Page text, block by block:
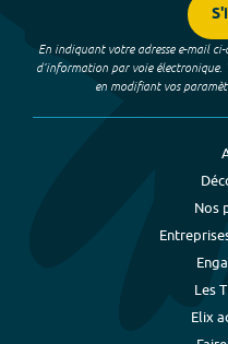
En indiquant votre adresse e-mail
d’information par voie électronique.
en modifiant vos
Nos
Les
Elix